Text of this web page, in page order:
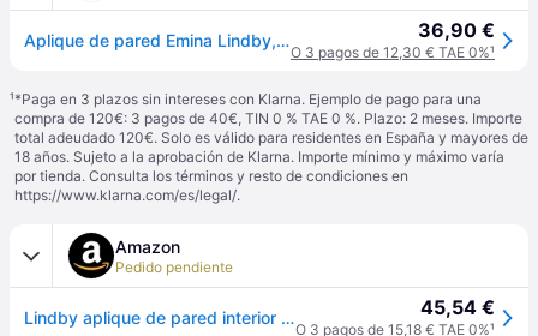
Aplique de pared Emina Lindby, atenuable, Latón / Oro, Salón / Comedor, Yeso / Arcilla, Moderno, Lámpara de pared 36,90 €
O 3 pagos de 12,30 € TAE 0%¹
¹*Paga en 3 plazos sin intereses con Klarna. Ejemplo de pago para una
compra de 120€: 3 pagos de 40€, TIN 0 % TAE 0 %. Plazo: 2 meses. Importe
total adeudado 120€. Solo es válido para residentes en España y mayores de
18 años. Sujeto a la aprobación de Klarna. Importe mínimo y máximo varía
por tienda. Consulta los términos y resto de condiciones en
https://www.klarna.com/es/legal/.
Amazon
Pedido pendiente
Lindby aplique de pared interior en oro, arriba abajo lámpara 45,54 €
O 3 pagos de 15,18 € TAE 0%¹